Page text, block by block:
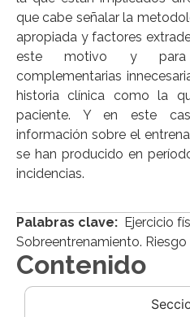
que cabe señalar la
apropiada y factores
este motivo y para
complementarias
historia clínica como la
paciente. Y en este
información sobre el
se han producido en
incidencias.
Palabras clave: Ejercicio
Sobreentrenamiento. Riesgo
Contenido